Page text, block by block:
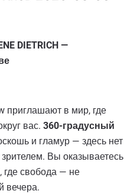
DIETRICH —
приглашают в мир, где
вас. 360-градусный
и гламур — здесь нет
Вы оказываетесь
, где свобода — не
вечера.